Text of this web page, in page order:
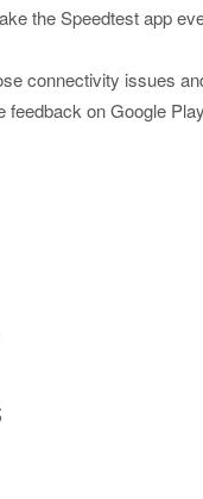
the Speedtest app
connectivity issues
feedback on Google